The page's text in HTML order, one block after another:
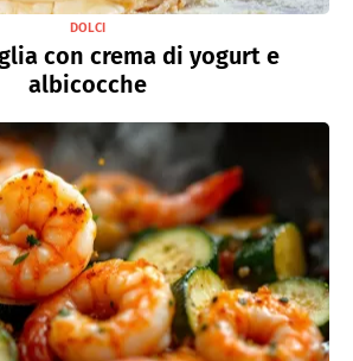
DOLCI
con crema di yogurt e
albicocche